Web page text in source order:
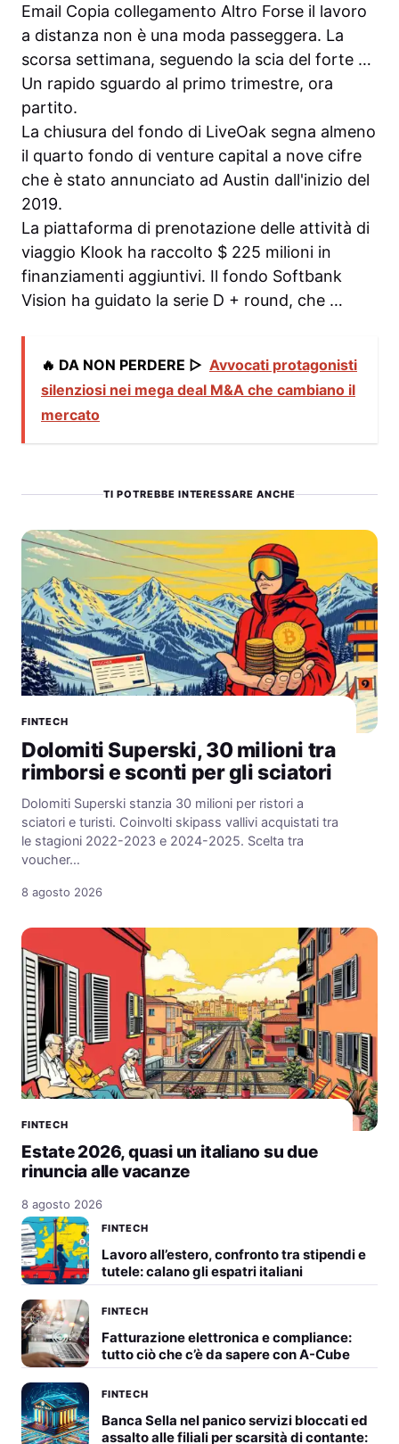
Email Copia collegamento Altro Forse il lavoro
a distanza non è una moda passeggera. La
scorsa settimana, seguendo la scia del forte …
Un rapido sguardo al primo trimestre, ora
partito.
La chiusura del fondo di LiveOak segna almeno
il quarto fondo di venture capital a nove cifre
che è stato annunciato ad Austin dall'inizio del
2019.
La piattaforma di prenotazione delle attività di
viaggio Klook ha raccolto $ 225 milioni in
finanziamenti aggiuntivi. Il fondo Softbank
Vision ha guidato la serie D + round, che …
🔥 DA NON PERDERE ▷ Avvocati protagonisti
silenziosi nei mega deal M&A che cambiano il
mercato
TI POTREBBE INTERESSARE ANCHE
FINTECH
Dolomiti Superski, 30 milioni tra
rimborsi e sconti per gli sciatori
Dolomiti Superski stanzia 30 milioni per ristori a
sciatori e turisti. Coinvolti skipass vallivi acquistati tra
le stagioni 2022-2023 e 2024-2025. Scelta tra
voucher…
8 agosto 2026
FINTECH
Estate 2026, quasi un italiano su due
rinuncia alle vacanze
8 agosto 2026
FINTECH
Lavoro all’estero, confronto tra stipendi e
tutele: calano gli espatri italiani
FINTECH
Fatturazione elettronica e compliance:
tutto ciò che c’è da sapere con A-Cube
FINTECH
Banca Sella nel panico servizi bloccati ed
assalto alle filiali per scarsità di contante: